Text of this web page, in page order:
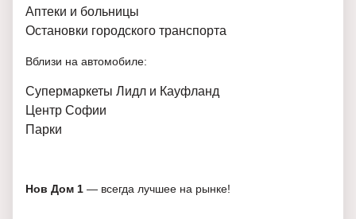
Аптеки и больницы
Остановки городского транспорта
Вблизи на автомобиле:
Супермаркеты Лидл и Кауфланд
Центр Софии
Парки
Нов Дом 1 — всегда лучшее на рынке!